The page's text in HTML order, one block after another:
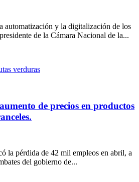
automatización y la digitalización de los
de la Cámara Nacional de la...
de precios en productos
la pérdida de 42 mil empleos en abril, a
del gobierno de...